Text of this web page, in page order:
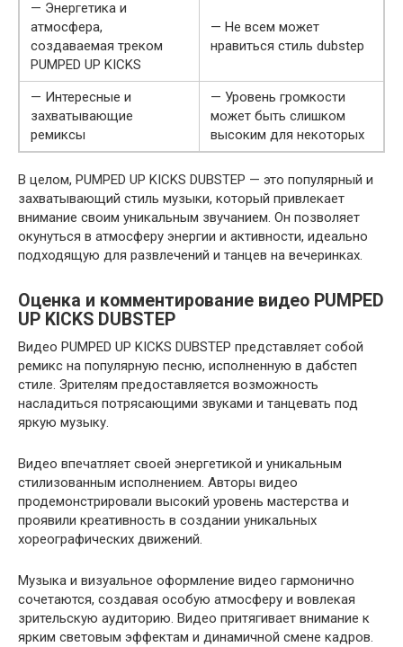
— Энергетика и
атмосфера,
создаваемая треком
PUMPED UP KICKS
— Не всем может
нравиться стиль dubstep
— Интересные и
захватывающие
ремиксы
— Уровень громкости
может быть слишком
высоким для некоторых
В целом, PUMPED UP KICKS DUBSTEP — это популярный и
захватывающий стиль музыки, который привлекает
внимание своим уникальным звучанием. Он позволяет
окунуться в атмосферу энергии и активности, идеально
подходящую для развлечений и танцев на вечеринках.
Оценка и комментирование видео PUMPED
UP KICKS DUBSTEP
Видео PUMPED UP KICKS DUBSTEP представляет собой
ремикс на популярную песню, исполненную в дабстеп
стиле. Зрителям предоставляется возможность
насладиться потрясающими звуками и танцевать под
яркую музыку.
Видео впечатляет своей энергетикой и уникальным
стилизованным исполнением. Авторы видео
продемонстрировали высокий уровень мастерства и
проявили креативность в создании уникальных
хореографических движений.
Музыка и визуальное оформление видео гармонично
сочетаются, создавая особую атмосферу и вовлекая
зрительскую аудиторию. Видео притягивает внимание к
ярким световым эффектам и динамичной смене кадров.